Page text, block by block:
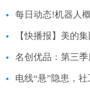
每日动态!机器人
名创优品：第三
电线“悬”隐患，